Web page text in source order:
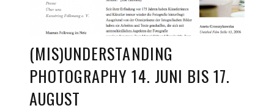
(MIS)UNDERSTANDING
PHOTOGRAPHY 14. JUNI BIS 17.
AUGUST